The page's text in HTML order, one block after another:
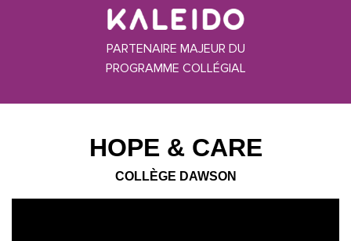
PARTENAIRE MAJEUR DU
PROGRAMME COLLÉGIAL
HOPE & CARE
COLLÈGE DAWSON